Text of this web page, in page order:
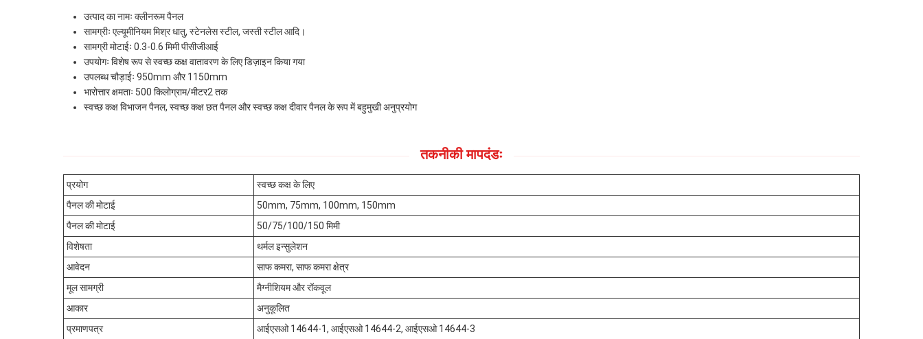
उत्पाद का नामः क्लीनरूम पैनल
सामग्रीः एल्यूमीनियम मिश्र धातु, स्टेनलेस स्टील, जस्ती स्टील आदि।
सामग्री मोटाईः 0.3-0.6 मिमी पीसीजीआई
उपयोगः विशेष रूप से स्वच्छ कक्ष वातावरण के लिए डिज़ाइन किया गया
उपलब्ध चौड़ाईः 950mm और 1150mm
भारोत्तार क्षमताः 500 किलोग्राम/मीटर2 तक
स्वच्छ कक्ष विभाजन पैनल, स्वच्छ कक्ष छत पैनल और स्वच्छ कक्ष दीवार पैनल के रूप में बहुमुखी अनुप्रयोग
तकनीकी मापदंडः
प्रयोग
स्वच्छ कक्ष के लिए
पैनल की मोटाई
50mm, 75mm, 100mm, 150mm
पैनल की मोटाई
50/75/100/150 मिमी
विशेषता
थर्मल इन्सुलेशन
आवेदन
साफ कमरा, साफ कमरा क्षेत्र
मूल सामग्री
मैग्नीशियम और रॉकवूल
आकार
अनुकूलित
प्रमाणपत्र
आईएसओ 14644-1, आईएसओ 14644-2, आईएसओ 14644-3